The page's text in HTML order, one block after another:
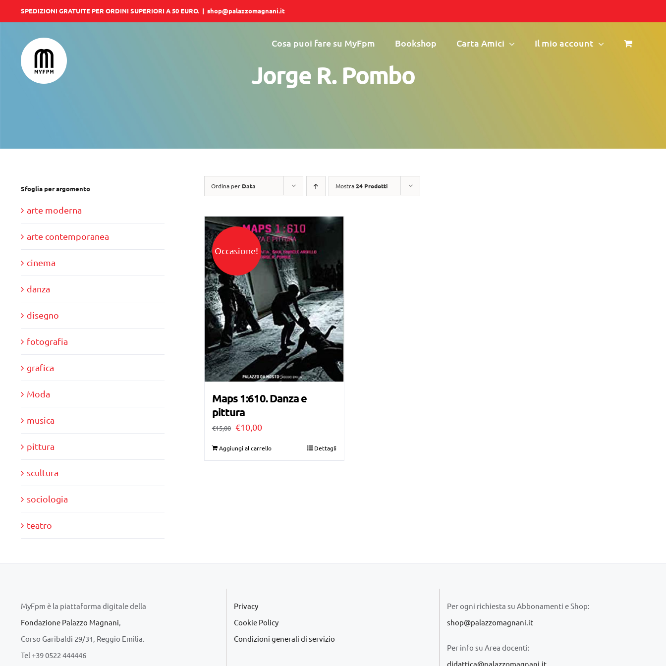
al
contenuto
SPEDIZIONI GRATUITE PER ORDINI SUPERIORI A 50 EURO. | shop@palazzomagnani.it
Cosa puoi fare su MyFpm Bookshop Carta Amici Il mio account
Jorge R. Pombo
Ordina per Data Mostra24 Prodotti
Occasione!
Maps 1:610. Danza e
pittura
€15,00 Il
€10,00Il
Aggiungi al carrello Dettagli
Sfoglia per argomento
arte moderna
arte contemporanea
cinema
danza
disegno
fotografia
grafica
Moda
musica
pittura
scultura
sociologia
teatro
MyFpm è la piattaforma digitale della
Fondazione Palazzo Magnani
Corso Garibaldi 29/31, Reggio Emilia.
Tel +39 0522 444446
Privacy
Cookie Policy
Condizioni generali di servizio
Per ogni richiesta su Abbonamenti e Shop:
shop@palazzomagnani.it
Per info su Area docenti:
didattica@palazzomagnani.it